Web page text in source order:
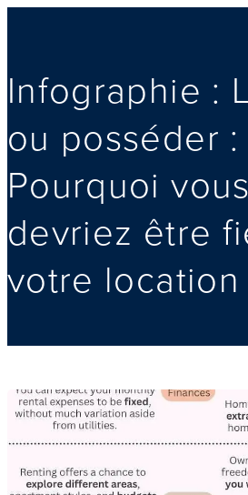
Infographie :
ou posséder :
Pourquoi vous
devriez être
votre location